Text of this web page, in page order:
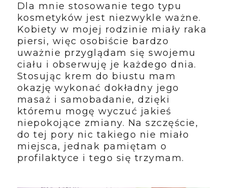
Dla mnie stosowanie tego typu
kosmetyków jest niezwykle ważne.
Kobiety w mojej rodzinie miały raka
piersi, więc osobiście bardzo
uważnie przyglądam się swojemu
ciału i obserwuję je każdego dnia.
Stosując krem do biustu mam
okazję wykonać dokładny jego
masaż i samobadanie, dzięki
któremu mogę wyczuć jakieś
niepokojące zmiany. Na szczęście,
do tej pory nic takiego nie miało
miejsca, jednak pamiętam o
profilaktyce i tego się trzymam.